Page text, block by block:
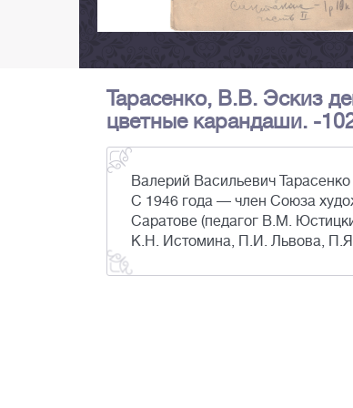
Тарасенко, В.В. Эскиз
цветные карандаши. -
Валерий Васильевич
С 1946 года — член Союза
Саратове (педагог В.М.
К.Н. Истомина, П.И. Львова,